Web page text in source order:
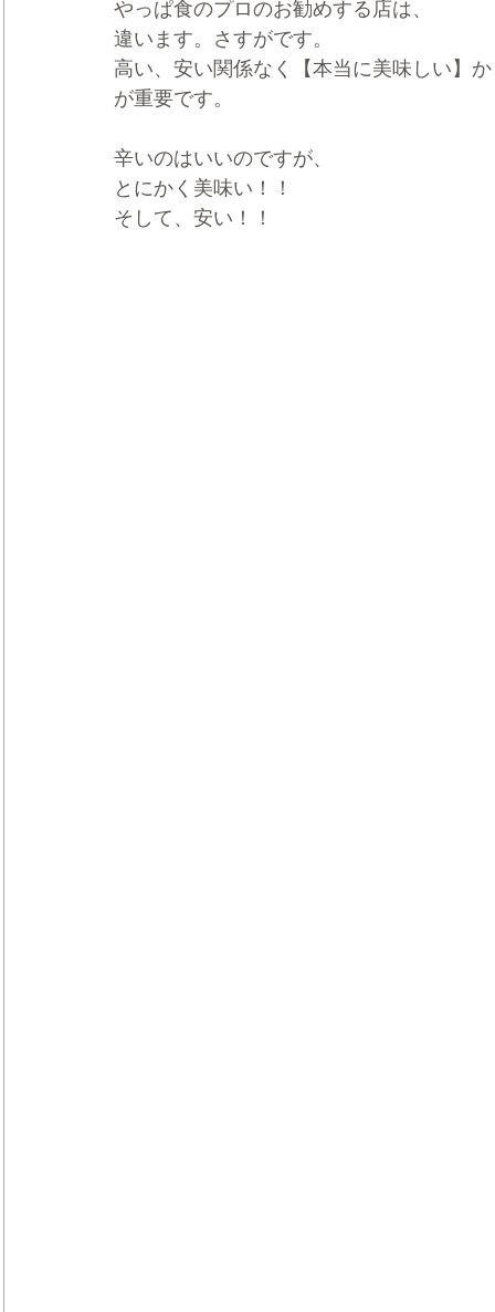
やっぱ食のプロのお勧めする店は、
違います。さすがです。
高い、安い関係なく【本当に美味しい】
が重要です。
辛いのはいいのですが、
とにかく美味い！！
そして、安い！！